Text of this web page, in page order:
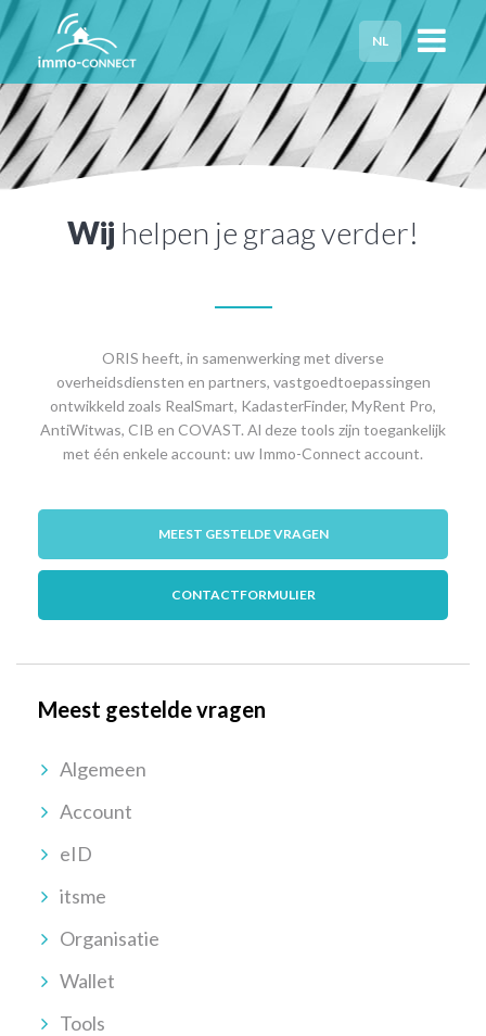
NL
HOME
PRIVACY
Wij helpen je graag verder!
ORIS heeft, in samenwerking met diverse
overheidsdiensten en partners, vastgoedtoepassingen
ontwikkeld zoals RealSmart, KadasterFinder, MyRent Pro,
AntiWitwas, CIB en COVAST. Al deze tools zijn toegankelijk
met één enkele account: uw Immo-Connect account.
MEEST GESTELDE VRAGEN
CONTACTFORMULIER
Meest gestelde vragen
Algemeen
Account
eID
itsme
Organisatie
Wallet
Tools